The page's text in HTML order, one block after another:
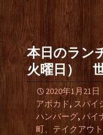
本日のラン
火曜日）
2020年1月21日
アボカド,スパイ
ハンバーグ, パイ
町、テイクアウ